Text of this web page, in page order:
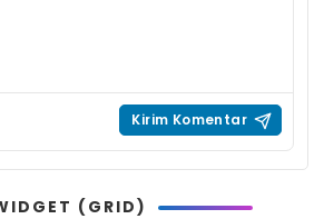
(GRID)